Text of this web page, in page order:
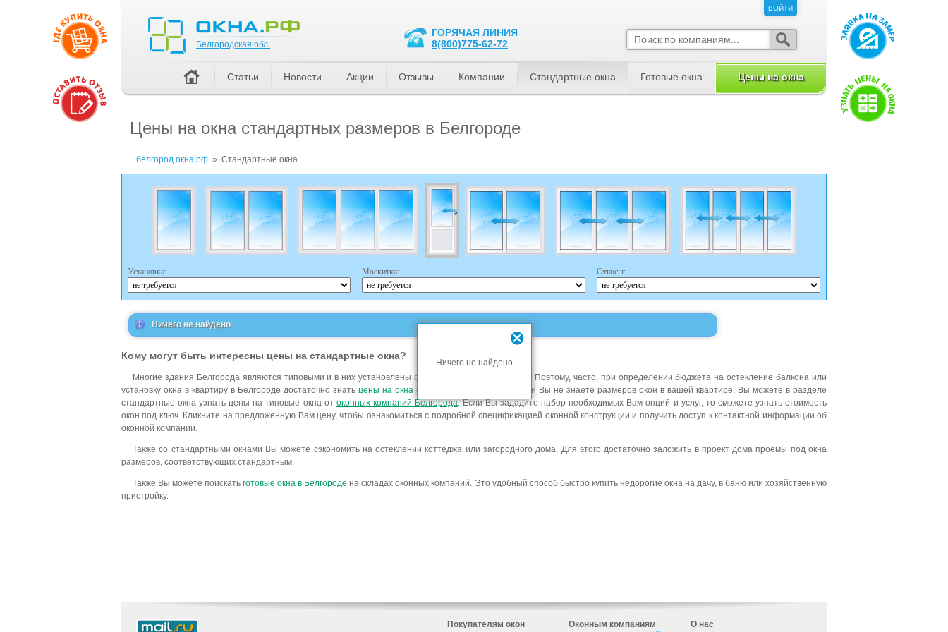
Цены на окна стандартных размеров в Белгороде
белгород.окна.рф » Стандартные окна
Установка: Москитка: Откосы:
Ничего не найдено
Кому могут быть интересны цены на стандартные окна?
Многие здания Белгорода являются типовыми и в них установлены окна стандартных размеров. Поэтому, часто, при определении бюджета на остекление балкона или
установку окна в квартиру в Белгороде достаточно знатьцены на окна стандартных размеров. Если Вы не знаете размеров окон в вашей квартире, Вы можете в разделе
стандартные окна узнать цены на типовые окна от оконных компаний Белгорода. Если Вы зададите набор необходимых Вам опций и услуг, то сможете узнать стоимость
окон под ключ. Кликните на предложенную Вам цену, чтобы ознакомиться с подробной спецификацией оконной конструкции и получить доступ к контактной информации об
оконной компании.
Также со стандартными окнами Вы можете сэкономить на остеклении коттеджа или загородного дома. Для этого достаточно заложить в проект дома проемы под окна
размеров, соответствующих стандартным.
Также Вы можете поискатьготовые окна в Белгороде на складах оконных компаний. Это удобный способ быстро купить недорогие окна на дачу, в баню или хозяйственную
пристройку.
ВОЙТИ
Белгородская обл.
ГОРЯЧАЯ ЛИНИЯ
8(800)775-62-72
Статьи Новости Акции Отзывы Компании Стандартные окна Готовые окна Цены на окна
ВОЙТИ
Покупателям окон Оконным компаниям
О нас
Ничего не найдено